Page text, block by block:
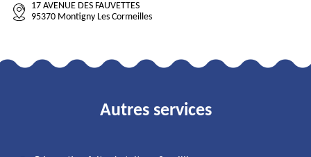
17 AVENUE DES FAUVETTES
95370 Montigny Les Cormeilles
Autres services